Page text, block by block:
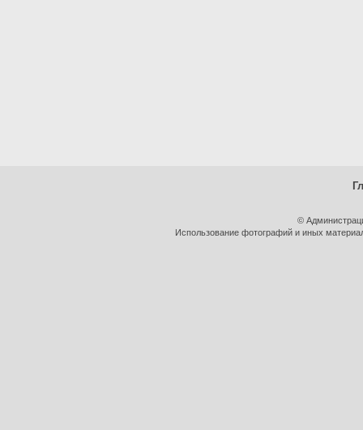
©
Использование фотографий и иных